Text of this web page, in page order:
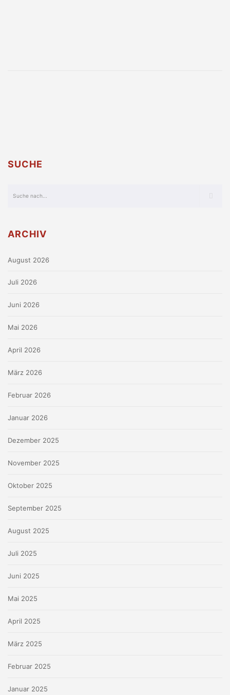
SUCHE
ARCHIV
August 2026
Juli 2026
Juni 2026
Mai 2026
April 2026
März 2026
Februar 2026
Januar 2026
Dezember 2025
November 2025
Oktober 2025
September 2025
August 2025
Juli 2025
Juni 2025
Mai 2025
April 2025
März 2025
Februar 2025
Januar 2025